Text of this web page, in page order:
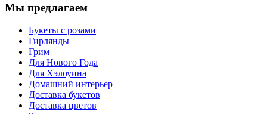
Мы предлагаем
Букеты с розами
Гирлянды
Грим
Для Нового Года
Для Хэлоуина
Домашний интерьер
Доставка букетов
Доставка цветов